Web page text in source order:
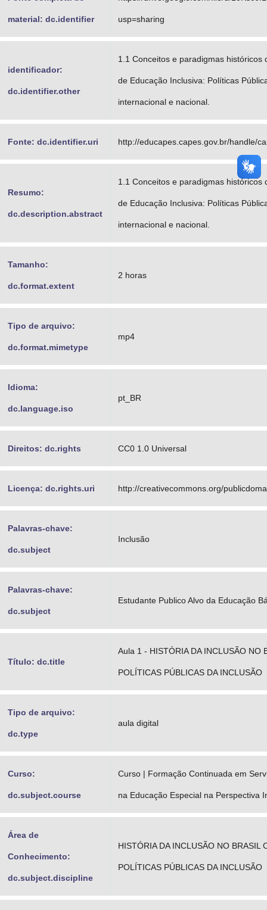
material: dc.identifier usp=sharing
identificador:
dc.identifier.other
1.1 Conceitos e paradigmas
de Educação Inclusiva: Políticas
internacional e nacional.
Fonte: dc.identifier.uri http://educapes.capes.gov.br/handle/
Resumo:
dc.description.abstract
1.1 Conceitos e paradigmas
de Educação Inclusiva: Políticas
internacional e nacional.
Tamanho:
dc.format.extent
2 horas
Tipo de arquivo:
dc.format.mimetype
mp4
Idioma:
dc.language.iso
pt_BR
Direitos: dc.rights CC0 1.0 Universal
Licença: dc.rights.uri http://creativecommons.org/
Palavras-chave:
dc.subject
Inclusão
Palavras-chave:
dc.subject
Estudante Publico Alvo da Educação
Título: dc.title
Aula 1 - HISTÓRIA DA INCLUSÃO NO
POLÍTICAS PÚBLICAS DA INCLUSÃO
Tipo de arquivo:
dc.type
aula digital
Curso:
dc.subject.course
Curso | Formação Continuada em
na Educação Especial na Perspectiva
Área de
Conhecimento:
dc.subject.discipline
HISTÓRIA DA INCLUSÃO NO BRASIL
POLÍTICAS PÚBLICAS DA INCLUSÃO